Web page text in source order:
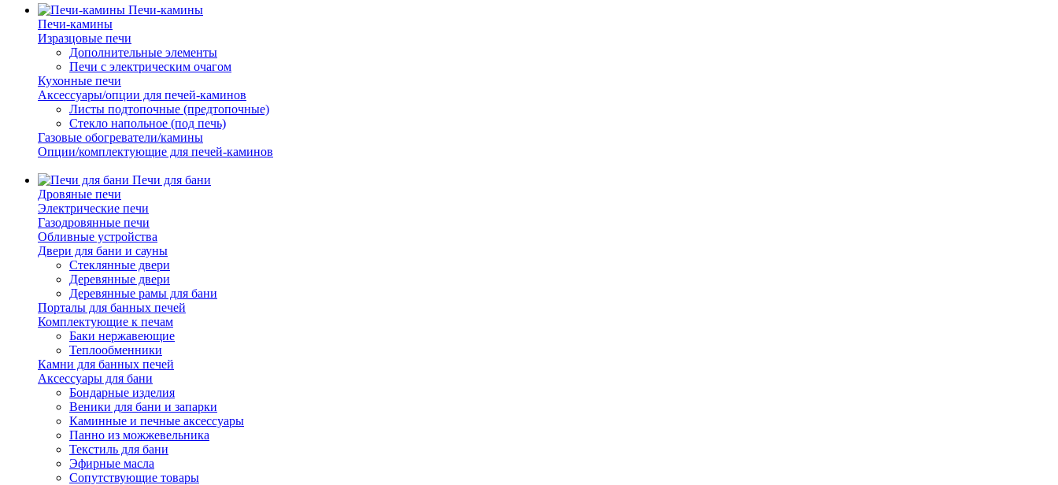
Печи-камины
Печи-камины
Изразцовые печи
Дополнительные элементы
Печи с электрическим очагом
Кухонные печи
Аксессуары/опции для печей-каминов
Листы подтопочные (предтопочные)
Стекло напольное (под печь)
Газовые обогреватели/камины
Опции/комплектующие для печей-каминов
Печи для бани
Дровяные печи
Электрические печи
Газодровянные печи
Обливные устройства
Двери для бани и сауны
Стеклянные двери
Деревянные двери
Деревянные рамы для бани
Порталы для банных печей
Комплектующие к печам
Баки нержавеющие
Теплообменники
Камни для банных печей
Аксессуары для бани
Бондарные изделия
Веники для бани и запарки
Каминные и печные аксессуары
Панно из можжевельника
Текстиль для бани
Эфирные масла
Сопутствующие товары